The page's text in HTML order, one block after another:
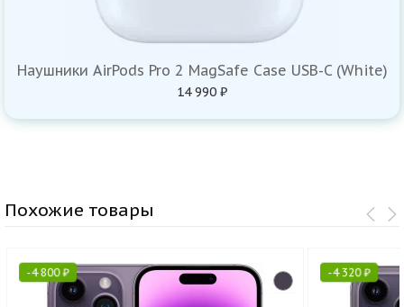
Наушники AirPods Pro 2 MagSafe Case USB-C (White)
14 990 ₽
Похожие товары
-4 800₽ -4 320₽